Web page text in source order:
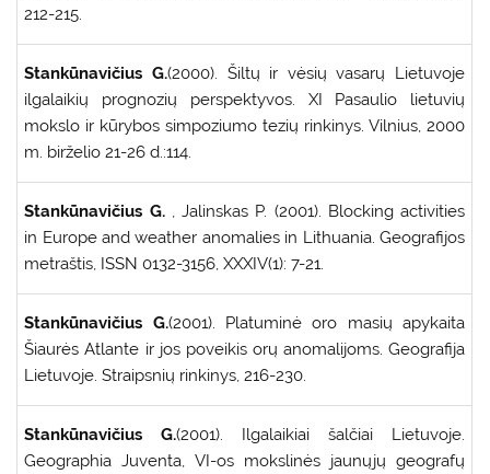
212-215.
Stankūnavičius G.(2000). Šiltų ir vėsių vasarų Lietuvoje
ilgalaikių prognozių perspektyvos. XI Pasaulio lietuvių
mokslo ir kūrybos simpoziumo tezių rinkinys. Vilnius, 2000
m. birželio 21-26 d.:114.
Stankūnavičius G. , Jalinskas P. (2001). Blocking activities
in Europe and weather anomalies in Lithuania. Geografijos
metraštis, ISSN 0132-3156, XXXIV(1): 7-21.
Stankūnavičius G.(2001). Platuminė oro masių apykaita
Šiaurės Atlante ir jos poveikis orų anomalijoms. Geografija
Lietuvoje. Straipsnių rinkinys, 216-230.
Stankūnavičius G.(2001). Ilgalaikiai šalčiai Lietuvoje.
Geographia Juventa, VI-os mokslinės jaunųjų geografų